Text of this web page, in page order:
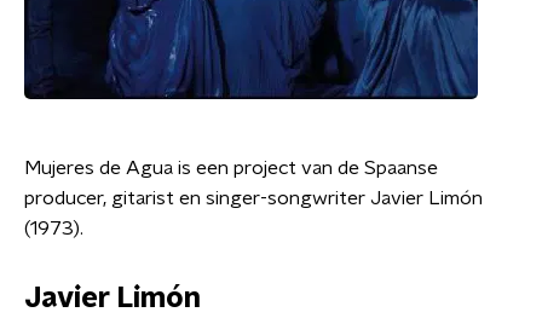
Mujeres de Agua is een project van de Spaanse
producer, gitarist en singer-songwriter Javier Limón
(1973).
Javier Limón